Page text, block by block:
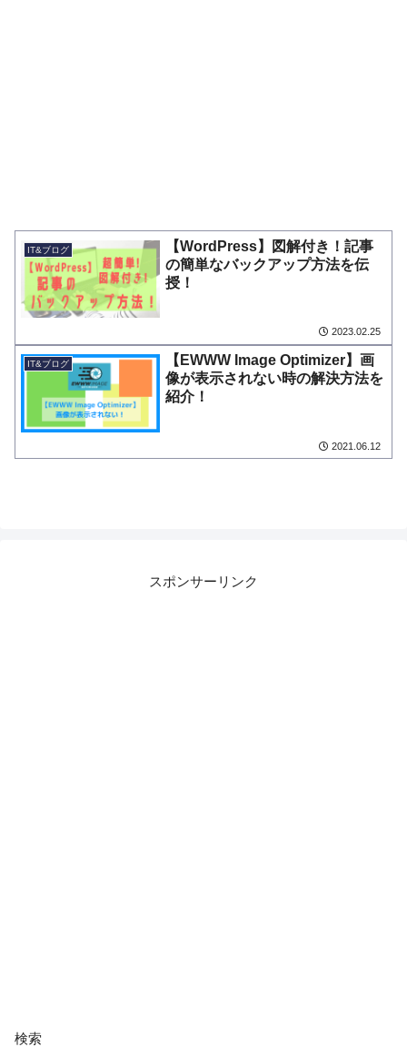
IT&ブログ
【WordPress】図解付き！記事
の簡単なバックアップ方法を伝
授！
2023.02.25
IT&ブログ
【EWWW Image Optimizer】画
像が表示されない時の解決方法を
紹介！
2021.06.12
スポンサーリンク
検索